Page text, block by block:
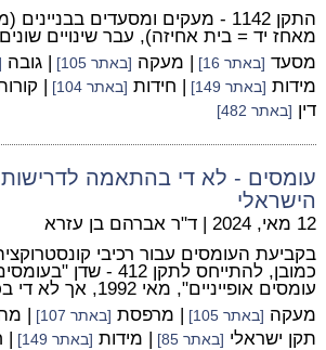
התקן 1142 - מעקים ומסעדים
מאחז יד = בית אחיזה), עבר שינויים
מסעד [באתר 16] | מעקה [באתר 105] | גובה
מידות [באתר 149] | חידות [באתר 104] |
דין [באתר 482]
עומסים - לא די בהתאמה
הישראלי
12 מאי, 2024 | ד"ר אברהם בן עזרא
בקביעת העומסים עבור רכיבי
כמובן, להתייחס לתקן 412 -
עומסים אופייניים", מאי 1992, אך לא די בכך.
מעקה [באתר 105] | מרפסת [באתר 107] |
תקן ישראלי [באתר 85] | מידות [באתר 149] |